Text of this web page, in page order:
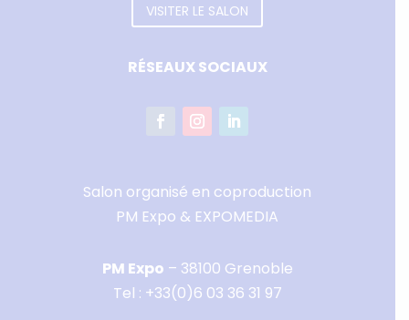
VISITER LE SALON
RÉSEAUX SOCIAUX
Salon organisé en coproduction
PM Expo & EXPOMEDIA
PM Expo – 38100 Grenoble
Tel : +33(0)6 03 36 31 97